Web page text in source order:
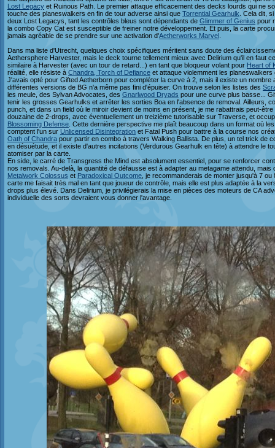
Lost Legacy et Ruinous Path. Le premier attaque efficacement des decks lourds qui ne
touche des planeswalkers en fin de tour adverse ainsi que Torrential Gearhulk . Cela dit,
deux Lost Legacys, tant les contrôles bleus sont dépendants de Glimmer of Genius pour
la combo Copy Cat est susceptible de freiner notre développement. Et puis, la carte
jamais agréable de se prendre sur une activation d'Aetherworks Marvel
Dans ma liste d'Utrecht, quelques choix spécifiques méritent sans doute des
Aethersphere Harvester, mais le deck tourne tellement mieux avec Delirium qu'il en faut
similaire à Harvester (avec un tour de retard...) en tant que bloqueur volant pour Heart of
réalité, elle résiste à Chandra, Torch of Defiance et attaque violemment les
J'avais opté pour Gifted Aetherborn pour compléter la curve à 2, mais il existe un
différentes versions de BG n'a même pas fini d'épuiser. On trouve selon les listes des
les meule, des Sylvan Advocates, des Gnarlwood Dryads pour une curve plus basse...
tenir les grosses Gearhulks et arrêter les sorties Boa en l'absence de removal. Ailleurs,
punch, et dans un field où le miroir devient de moins en présent, je me rabattrais peut-
douzaine de 2-drops, avec éventuellement un treizième tutorisable sur Traverse, et
Blossoming Defense . Cette dernière perspective me plaît beaucoup dans un format où
comptent l'un sur Unlicensed Disintegration et Fatal Push pour battre à la course nos
Oath of Chandra pour partir en combo à travers Walking Ballista. De plus, un tel trick de
en désuétude, et il existe d'autres incitations (Verdurous Gearhulk en tête) à attendre le
atomiser par la carte.
En side, le carré de Transgress the Mind est absolument essentiel, pour se renforcer
nos removals. Au-delà, la quantité de défausse est à adapter au metagame attendu,
Metalwork Colossus et Paradoxical Outcome , je recommanderais de monter jusqu'à 7
carte me faisait très mal en tant que joueur de contrôle, mais elle est plus adaptée à la
drops plus élevé. Dans Delirium, je privilégierais la mise en pièces des moteurs de CA
individuelle des sorts devraient vous donner l'avantage.